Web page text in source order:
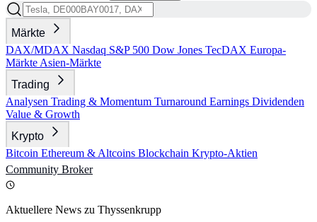
Märkte
DAX/MDAX Nasdaq S&P 500 Dow Jones TecDAX Europa-
Märkte Asien-Märkte
Trading
Analysen Trading & Momentum Turnaround Earnings Dividenden
Value & Growth
Krypto
Bitcoin Ethereum & Altcoins Blockchain Krypto-Aktien
Community Broker
Aktuellere News zu Thyssenkrupp